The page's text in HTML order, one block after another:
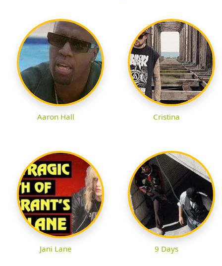
Aaron Hall Cristina
Jani Lane 9 Days